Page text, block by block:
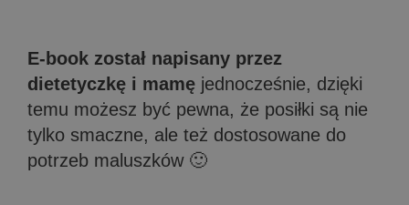
E-book został napisany przez
dietetyczkę i mamę jednocześnie, dzięki
temu możesz być pewna, że posiłki są nie
tylko smaczne, ale też dostosowane do
potrzeb maluszków 🙂